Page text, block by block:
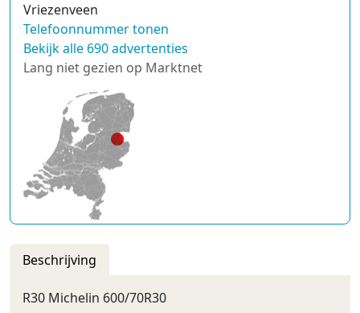
Vriezenveen
Telefoonnummer tonen
Bekijk alle 690 advertenties
Lang niet gezien op Marktnet
Beschrijving
R30 Michelin 600/70R30